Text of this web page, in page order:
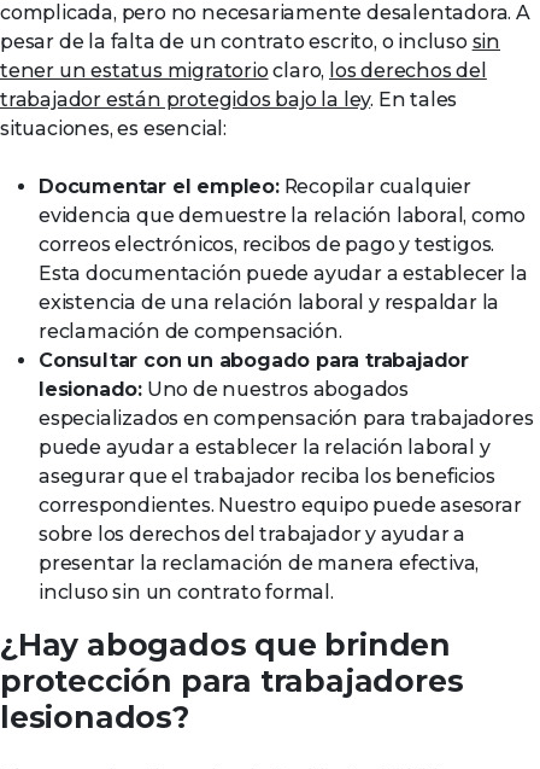
complicada, pero no necesariamente desalentadora. A
pesar de la falta de un contrato escrito, o incluso sin
tener un estatus migratorioclaro, los derechos del
trabajador están protegidos bajo la ley. En tales
situaciones, es esencial:
Documentar el empleo:Recopilar cualquier
evidencia que demuestre la relación laboral, como
correos electrónicos, recibos de pago y testigos.
Esta documentación puede ayudar a establecer la
existencia de una relación laboral y respaldar la
reclamación de compensación.
Consultar con un abogado para trabajador
lesionado: Uno de nuestros abogados
especializados en compensación para trabajadores
puede ayudar a establecer la relación laboral y
asegurar que el trabajador reciba los beneficios
correspondientes. Nuestro equipo puede asesorar
sobre los derechos del trabajador y ayudar a
presentar la reclamación de manera efectiva,
incluso sin un contrato formal.
¿Hay abogados que brinden
protección para trabajadores
lesionados?